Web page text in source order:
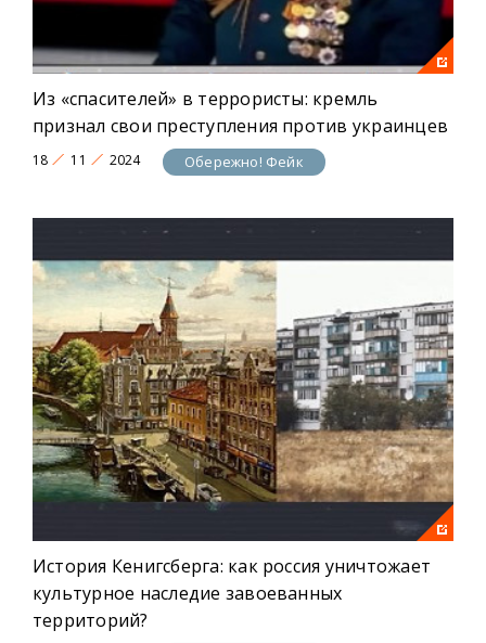
Из «спасителей» в террористы: кремль
признал свои преступления против украинцев
18 11 2024 Обережно! Фейк
История Кенигсберга: как россия уничтожает
культурное наследие завоеванных
территорий?